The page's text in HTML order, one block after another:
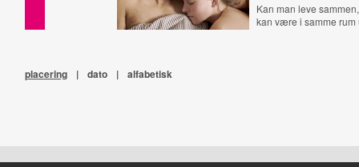
Kan man leve
kan være i samme rum
placering | dato | alfabetisk